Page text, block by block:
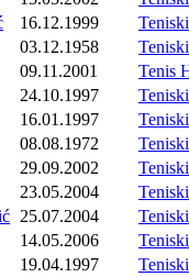
16.12.1999
03.12.1958
09.11.2001
Tenis
24.10.1997
16.01.1997
08.08.1972
29.09.2002
23.05.2004
25.07.2004
14.05.2006
19.04.1997